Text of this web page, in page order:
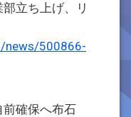
立ち上げ、リ
news/500866-
前確保へ布石